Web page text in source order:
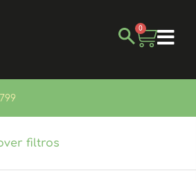
0
799
filtros